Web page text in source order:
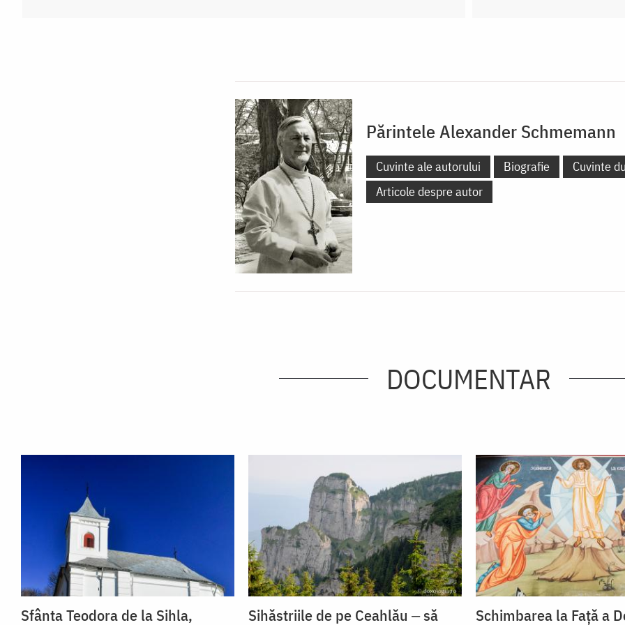
Părintele Alexander Schmemann
Cuvinte ale autorului Biografie
Cuvinte
Articole despre autor
DOCUMENTAR
Sfânta Teodora de la Sihla,
Sihăstriile de pe Ceahlău ‒ să
Schimbarea la Față a